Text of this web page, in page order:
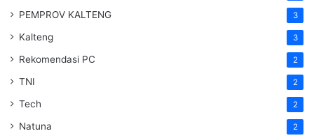
PEMPROV KALTENG 3
Kalteng 3
Rekomendasi PC 2
TNI 2
Tech 2
Natuna 2